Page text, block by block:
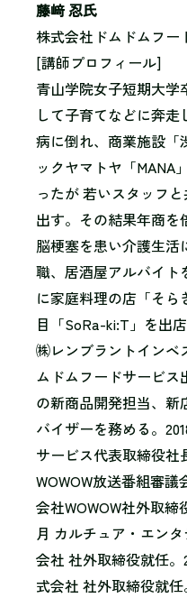
藤﨑 忍氏
株式会社ドムドムフー
[講師プロフィール]
青山学院女子短期大学
して子育てなどに奔
病に倒れ、商業施設「
ックヤマトヤ「MANA
ったが 若いスタッフ
出す。その結果年商を
脳梗塞を患い介護生
職、居酒屋アルバイト
に家庭料理の店「そ
目「SoRa-ki:T」を出
㈱レンブラントインベ
ムドムフードサービス
の新商品開発担当、新
バイザーを務める。
サービス代表取締役社
WOWOW放送番組審
会社WOWOW社外取
月 カルチュア・エン
会社 社外取締役就任
式会社 社外取締役就任